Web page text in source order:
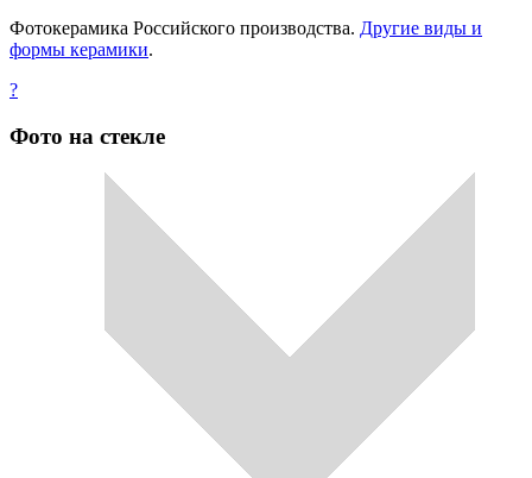
Фотокерамика Российского производства. Другие виды и
формы керамики.
?
Фото на стекле